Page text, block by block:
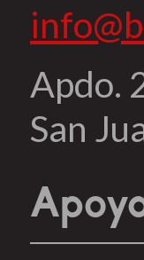
Apdo.
San